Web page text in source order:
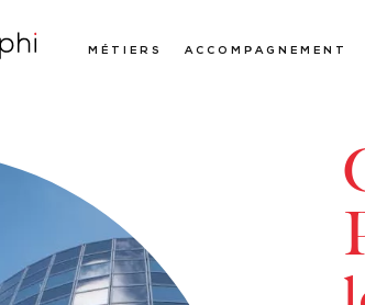
MÉTIERS ACCOMPAGNEMENT